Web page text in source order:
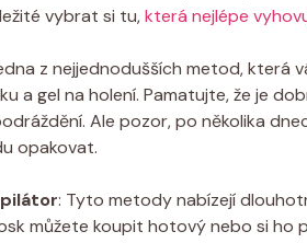
vybrat si tu,která nejlépe
z nejjednodušších metod, která
a gel na holení. Pamatujte, že je
Ale pozor, po několika
opakovat.
: Tyto metody nabízejí
můžete koupit hotový nebo si